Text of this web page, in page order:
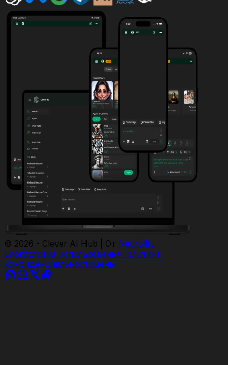
© 2026 - Clever AI Hub | От Neurolify
БлогУсловия использованияПолитика
конфиденциальностиЦены